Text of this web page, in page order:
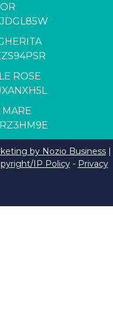
ROSE
MARE
by Nozio Business |
IP Policy- Privacy